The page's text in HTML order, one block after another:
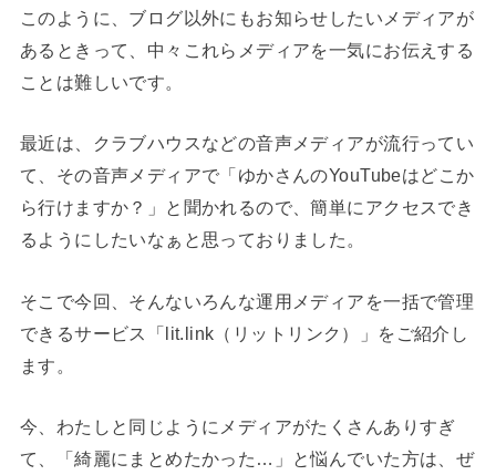
このように、ブログ以外にもお知らせしたいメディアが
あるときって、中々これらメディアを一気にお伝えする
ことは難しいです。
最近は、クラブハウスなどの音声メディアが流行ってい
て、その音声メディアで「ゆかさんのYouTubeはどこか
ら行けますか？」と聞かれるので、簡単にアクセスでき
るようにしたいなぁと思っておりました。
そこで今回、そんないろんな運用メディアを一括で管理
できるサービス「lit.link（リットリンク）」をご紹介し
ます。
今、わたしと同じようにメディアがたくさんありすぎ
て、「綺麗にまとめたかった…」と悩んでいた方は、ぜ